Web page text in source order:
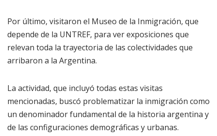
Por último, visitaron el Museo de la Inmigración, que
depende de la UNTREF, para ver exposiciones que
relevan toda la trayectoria de las colectividades que
arribaron a la Argentina.
La actividad, que incluyó todas estas visitas
mencionadas, buscó problematizar la inmigración como
un denominador fundamental de la historia argentina y
de las configuraciones demográficas y urbanas.